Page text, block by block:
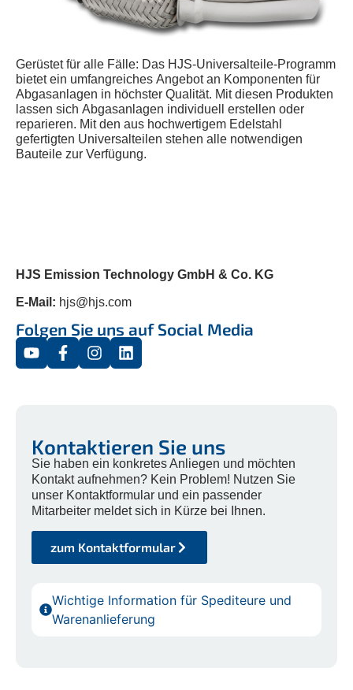
Gerüstet für alle Fälle: Das HJS-Universalteile-Programm
bietet ein umfangreiches Angebot an Komponenten für
Abgasanlagen in höchster Qualität. Mit diesen Produkten
lassen sich Abgasanlagen individuell erstellen oder
reparieren. Mit den aus hochwertigem Edelstahl
gefertigten Universalteilen stehen alle notwendigen
Bauteile zur Verfügung.
HJS Emission Technology GmbH & Co. KG
E-Mail: hjs@hjs.com
Folgen Sie uns auf Social Media
Kontaktieren Sie uns
Sie haben ein konkretes Anliegen und möchten
Kontakt aufnehmen? Kein Problem! Nutzen Sie
unser Kontaktformular und ein passender
Mitarbeiter meldet sich in Kürze bei Ihnen.
zum Kontaktformular
Wichtige Information für Spediteure und
Warenanlieferung